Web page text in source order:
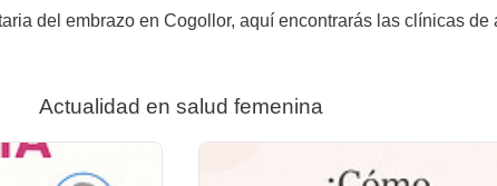
del embrazo en Cogollor, aquí encontrarás las clínicas
Actualidad en salud femenina